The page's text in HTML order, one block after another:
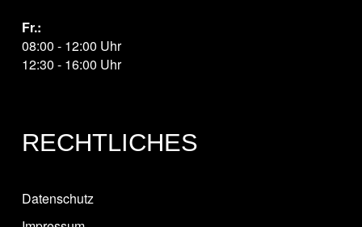
Fr.:
08:00 - 12:00 Uhr
12:30 - 16:00 Uhr
RECHTLICHES
Datenschutz